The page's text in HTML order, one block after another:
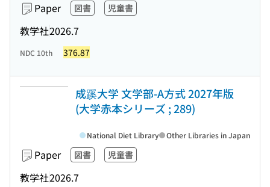
Paper 図書 児童書
教学社2026.7
NDC 10th 376.87
成蹊大学 文学部-A方式 2027年版
(大学赤本シリーズ ; 289)
Paper 図書 児童書
教学社2026.7
National Diet Library Other Libraries in Japan